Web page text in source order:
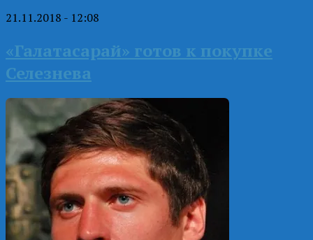
21.11.2018 - 12:08
«Галатасарай» готов к покупке
Селезнева